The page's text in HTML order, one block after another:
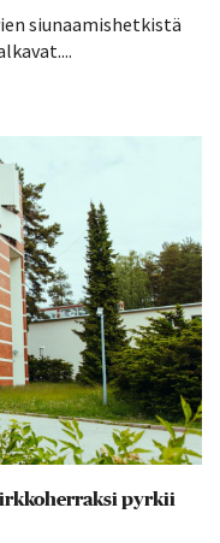
siunaamishetkistä
pyrkii